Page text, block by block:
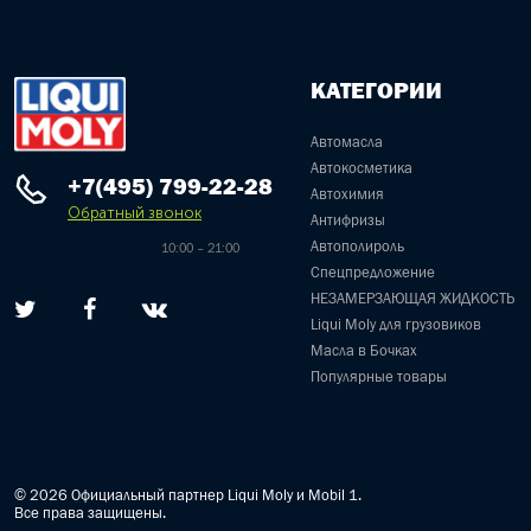
+7(495) 799-22-28
Обратный звонок
10:00 – 21:00
КАТЕГОРИИ
Автомасла
Автокосметика
Автохимия
Антифризы
Автополироль
Спецпредложение
НЕЗАМЕРЗАЮЩАЯ ЖИДКОСТЬ
Liqui Moly для грузовиков
Масла в Бочках
Популярные товары
© 2026 Официальный партнер Liqui Moly и Mobil 1.
Все права защищены.